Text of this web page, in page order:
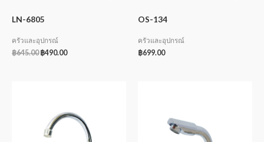
LN-6805
ครัวและอุปกรณ์
฿645.00 ฿490.00
OS-134
ครัวและอุปกรณ์
฿699.00